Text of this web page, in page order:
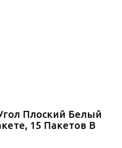
Плоский Белый
15 Пакетов В